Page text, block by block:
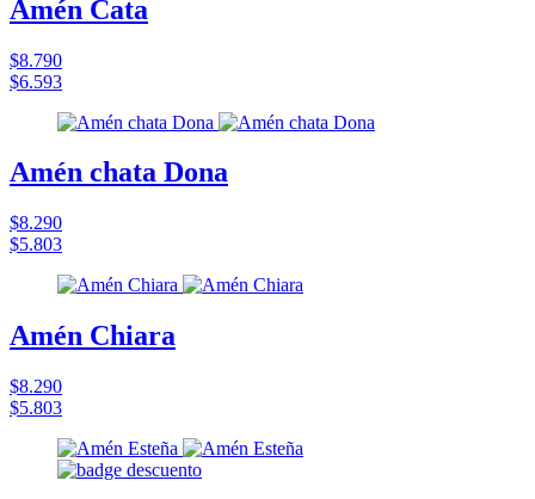
Amén Cata
$8.790
$6.593
Amén chata Dona
$8.290
$5.803
Amén Chiara
$8.290
$5.803